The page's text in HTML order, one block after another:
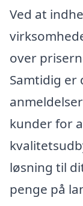
Ved at
over
Samtidig er
kunder for
løsning til
penge på